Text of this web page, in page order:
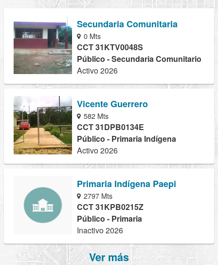
Secundaria Comunitaria
0 Mts
CCT 31KTV0048S
Público - Secundaria Comunitario
Activo 2026
Vicente Guerrero
582 Mts
CCT 31DPB0134E
Público - Primaria Indígena
Activo 2026
Primaria Indígena Paepi
2797 Mts
CCT 31KPB0215Z
Público - Primaria
Inactivo 2026
Ver más